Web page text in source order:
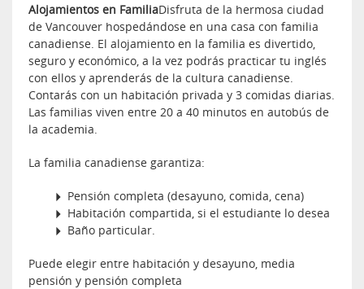
Alojamientos en FamiliaDisfruta de la hermosa ciudad
de Vancouver hospedándose en una casa con familia
canadiense. El alojamiento en la familia es divertido,
seguro y económico, a la vez podrás practicar tu inglés
con ellos y aprenderás de la cultura canadiense.
Contarás con un habitación privada y 3 comidas diarias.
Las familias viven entre 20 a 40 minutos en autobús de
la academia.
La familia canadiense garantiza:
Pensión completa (desayuno, comida, cena)
Habitación compartida, si el estudiante lo desea
Baño particular.
Puede elegir entre habitación y desayuno, media
pensión y pensión completa